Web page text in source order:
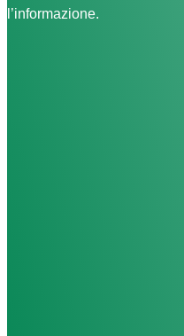
l’informazione.